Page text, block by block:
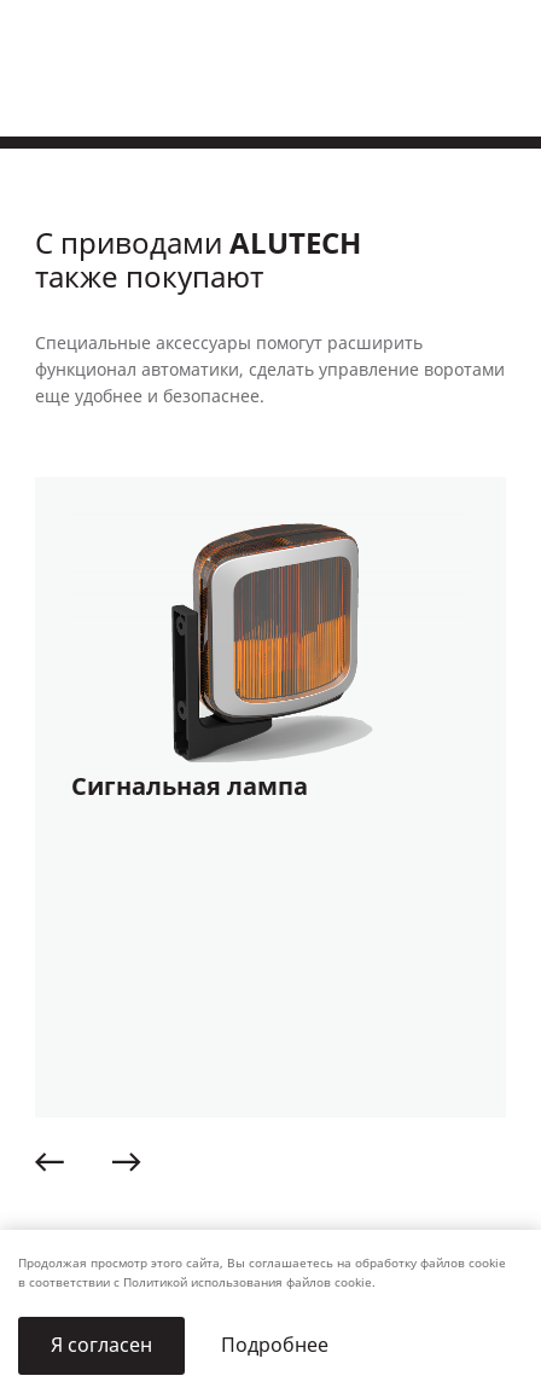
С приводами ALUTECH
также покупают
Специальные аксессуары помогут расширить
функционал автоматики, сделать управление воротами
еще удобнее и безопаснее.
Сигнальная лампа
Продолжая просмотр этого сайта, Вы соглашаетесь на обработку файлов cookie
в соответствии с Политикой использования файлов cookie.
Я согласен Подробнее